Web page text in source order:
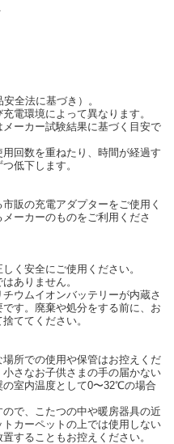
全法に基づき）。
電環境によって異なります。
ーカー試験結果に基づく目安で
回数を重ねたり、時間が経過す
低下します。
販の充電アダプターをご使用く
ーカーのものをご利用くださ
く安全にご使用ください。
ありません。
ウムイオンバッテリーが内蔵さ
す。廃棄や処分をする前に、お
ててください。
所での使用や保管はお控えくだ
さなお子供さまの手の届かない
室内温度として0〜32℃の場合
で、こたつの中や暖房器具の近
カーペットの上では使用しない
することもお控えください。